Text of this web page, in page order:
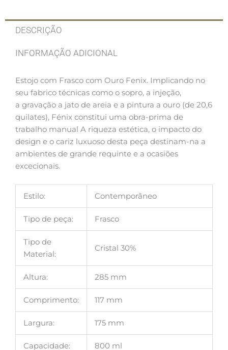
DESCRIÇÃO
INFORMAÇÃO ADICIONAL
Estojo com Frasco com Ouro Fenix. Implicando no
seu fabrico técnicas como o sopro, a injeção,
a gravação a jato de areia e a pintura a ouro (de 20,6
quilates), Fénix constitui uma obra-prima de
trabalho manual A riqueza estética, o impacto do
design e o cariz luxuoso desta peça destinam-na a
ambientes de grande requinte e a ocasiões
excecionais.
Estilo: Contemporâneo
Tipo de peça: Frasco
Tipo de
Material:
Cristal 30%
Altura: 285 mm
Comprimento: 117 mm
Largura: 175 mm
Capacidade: 800 ml